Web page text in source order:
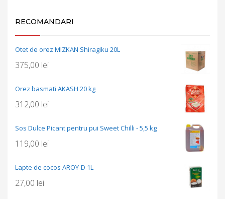
RECOMANDARI
Otet de orez MIZKAN Shiragiku 20L
375,00 lei
Orez basmati AKASH 20 kg
312,00 lei
Sos Dulce Picant pentru pui Sweet Chilli - 5,5 kg
119,00 lei
Lapte de cocos AROY-D 1L
27,00 lei